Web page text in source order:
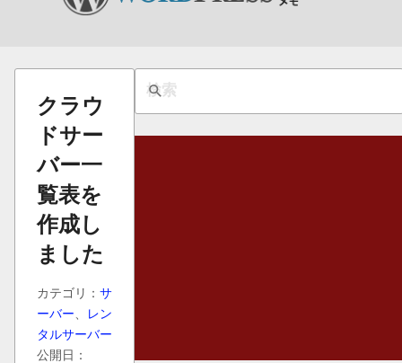
クラウ
ドサー
バー一
覧表を
作成し
ました
カテゴリ： サ
ーバー
レン
タルサーバー
公開日：